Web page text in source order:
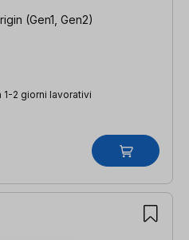
(Gen1, Gen2)
1-2 giorni lavorativi